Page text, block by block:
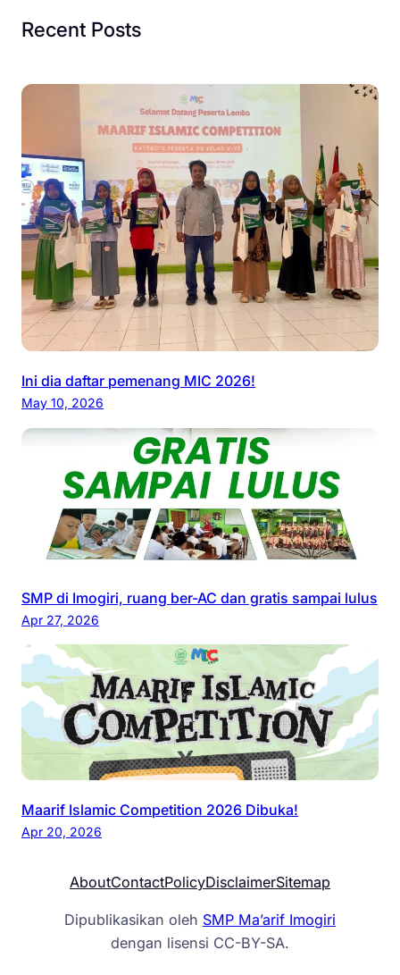
Recent Posts
Ini dia daftar pemenang MIC 2026!
May 10, 2026
SMP di Imogiri, ruang ber-AC dan gratis sampai lulus
Apr 27, 2026
Maarif Islamic Competition 2026 Dibuka!
Apr 20, 2026
AboutContactPolicyDisclaimerSitemap
Dipublikasikan oleh SMP Ma’arif Imogiri
dengan lisensi CC-BY-SA.